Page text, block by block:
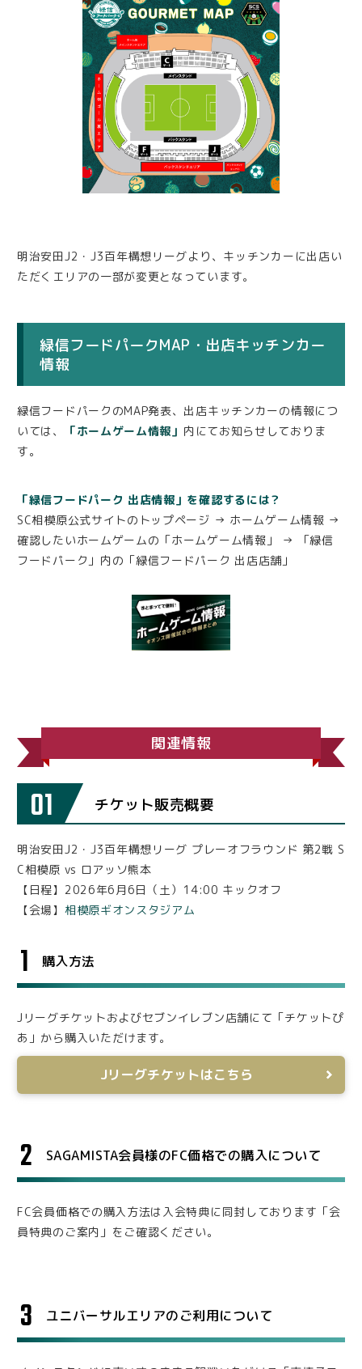
明治安田J2・J3百年構想リーグより、キッチンカーに出店い
ただくエリアの一部が変更となっています。
緑信フードパークMAP・出店キッチンカー
情報
緑信フードパークのMAP発表、出店キッチンカーの情報につ
いては、
「ホームゲーム情報」 内にてお知らせしておりま
す。
「緑信フードパーク 出店情報」を確認するには？
SC相模原公式サイトのトップページ → ホームゲーム情報 →
確認したいホームゲームの「ホームゲーム情報」 → 「緑信
フードパーク」内の「緑信フードパーク 出店店舗」
関連情報
01 チケット販売概要
明治安田J2・J3百年構想リーグ プレーオフラウンド 第2戦 S
C相模原 vs ロアッソ熊本
【日程】2026年6月6日（土）14:00 キックオフ
【会場】 相模原ギオンスタジアム
1 購入方法
Jリーグチケットおよびセブンイレブン店舗にて「チケットぴ
あ」から購入いただけます。
Jリーグチケットはこちら
2 SAGAMISTA会員様のFC価格での購入について
FC会員価格での購入方法は入会特典に同封しております「会
員特典のご案内」をご確認ください。
3 ユニバーサルエリアのご利用について